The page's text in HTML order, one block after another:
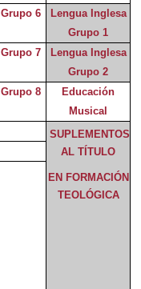
Grupo 6
Lengua Inglesa
Grupo 1
Grupo 7
Lengua Inglesa
Grupo 2
Grupo 8
Educación
Musical
SUPLEMENTOS
AL TÍTULO
EN FORMACIÓN
TEOLÓGICA